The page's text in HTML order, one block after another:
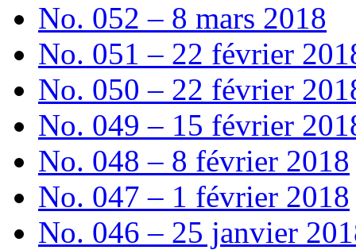
No. 052 – 8 mars 2018
No. 051 – 22 février
No. 050 – 22 février
No. 049 – 15 février
No. 048 – 8 février 2018
No. 047 – 1 février 2018
No. 046 – 25 janvier